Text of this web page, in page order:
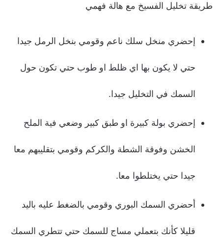
طريقة تخليل الفسيخ مع هالة فهمي
إحضري منخل سلك ناعم وقومي بنخل الرمل جيدا
حتي لا يكون بها اي ظلط او طوب حتي تكون حول
السمك في التخليل جيدا.
إحضري بولة كبيرة او طبق كبير وضعي فية الملح
الخشن وفوقة الشطة والكركم وقومي بتقليبهم معا
جيدا حتي يختلطوا معا.
أحضري السمك البوري وقومي بالضغط عليه باليد
قليلا كأنك بتعملي مساج للسمك حتي تتطري السمك